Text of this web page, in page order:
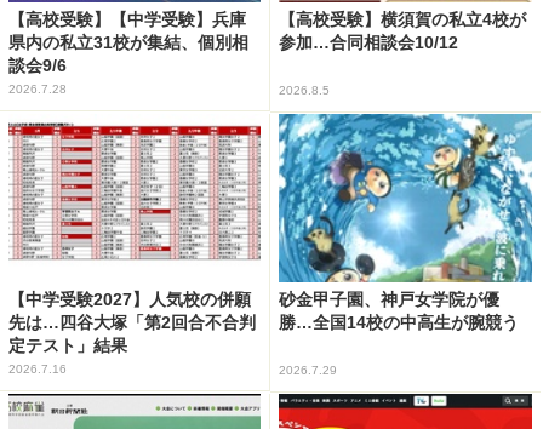
【高校受験】【中学受験】兵庫
県内の私立31校が集結、個別相
談会9/6
2026.7.28
【高校受験】横須賀の私立4校が
参加…合同相談会10/12
2026.8.5
【中学受験2027】人気校の併願
先は…四谷大塚「第2回合不合判
定テスト」結果
2026.7.16
砂金甲子園、神戸女学院が優
勝…全国14校の中高生が腕競う
2026.7.29